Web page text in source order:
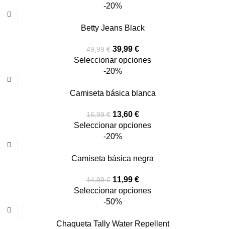
-20%
Betty Jeans Black
49,99€ 39,99 €
Seleccionar opciones
-20%
Camiseta básica blanca
16,99€ 13,60 €
Seleccionar opciones
-20%
Camiseta básica negra
14,99€ 11,99 €
Seleccionar opciones
-50%
Chaqueta Tally Water Repellent